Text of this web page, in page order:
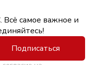
Всё самое важное и
Подписаться